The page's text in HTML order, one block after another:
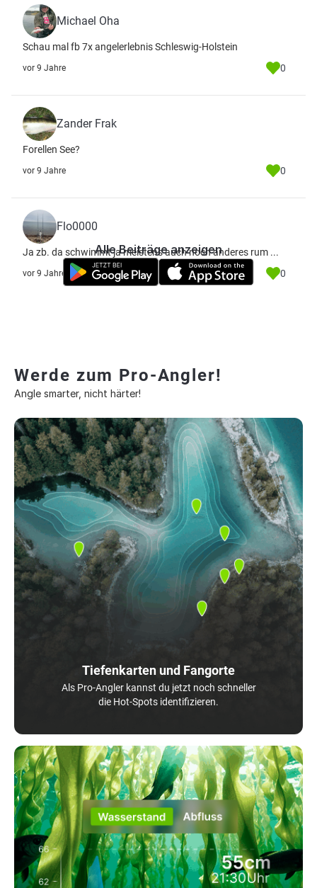
Michael Oha
Schau mal fb 7x angelerlebnis Schleswig-Holstein
vor 9 Jahre 0
Zander Frak
Forellen See?
vor 9 Jahre 0
Flo0000
Ja zb. da schwimmt ja meistens auch noch anderes rum ...
vor 9 Jahre 0
Alle Beiträge anzeigen
Werde zum Pro-Angler!
Angle smarter, nicht härter!
Tiefenkarten und Fangorte
Als Pro-Angler kannst du jetzt noch schneller
die Hot-Spots identifizieren.